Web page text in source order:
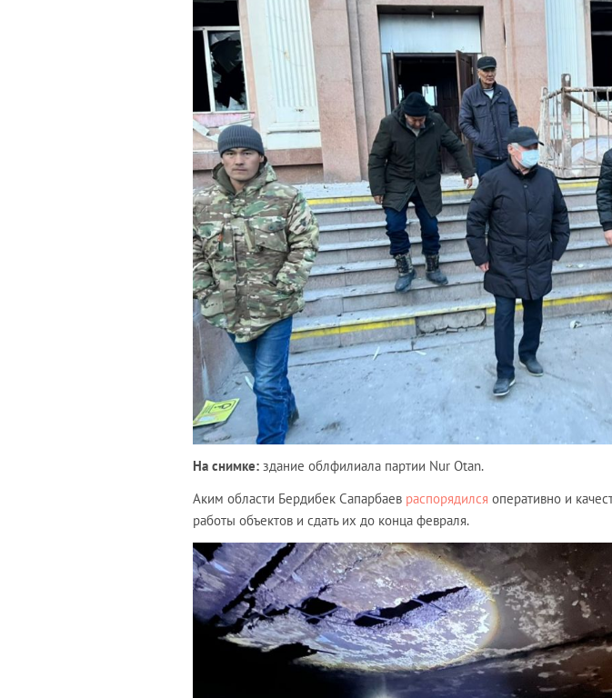
На снимке: здание облфилиала партии Nur Otan.
Аким области Бердибек Сапарбаев распорядился оперативно и
работы объектов и сдать их до конца февраля.